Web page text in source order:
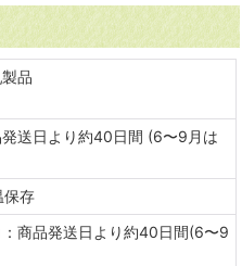
品
送日より約40日間 (6〜9月は
存
商品発送日より約40日間(6〜9